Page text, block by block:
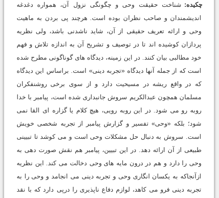
چکیده: شناخت حقیقت وحی و چگونگی نزول آن، همواره دغدغه
اندیشمندان و صاحب نظران بوده است. هرچند پی بردن به ماهیت
وحی و ارائه تعریف حقیقی از آن، شاید ناشدنی باشد، ولی نظریه
پردازان کوشیده اند تا در توصیف و تشریح آن به اندازه تلاش و فهم
خود مطالبی بیان کنند. در این زمینه، دیدگاه های گوناگونی مطرح شده
است که از جمله آنها دیدگاه «تجربه دینی» است. براساس این دیدگاه
که در واقع ریشه در مسیحیت دارد و از سوی برخی روشنفکران
مسلمان همچون عبدالکریم سروش جانبداری شده است، پیامبر با خدا
روبه رو می شود. در این روبه رویی، هیچ کلام یا گزاره ای القا نمی
شود؛ بلکه «وحی» تفسیر و گزارش پیامبر از تجربه شخصی خویش
است. سروش به دنبال حل مشکلات وحی است و می کوشد تا تبیینی
طبیعی از آن ارائه دهد. در این تبیین، پیامبر هم نقش صورت دهی به
وحی را دارد و هم در درون مایه های وحی دخالت می کند. این نظریه
ازآنجاکه به یکسان انگاری وحی و تجربه دینی می انجامد و وحی را به
تجربه دینی فرو می کاهد، لوازم دفاع ناپذیری را درپی دارد که با نقد